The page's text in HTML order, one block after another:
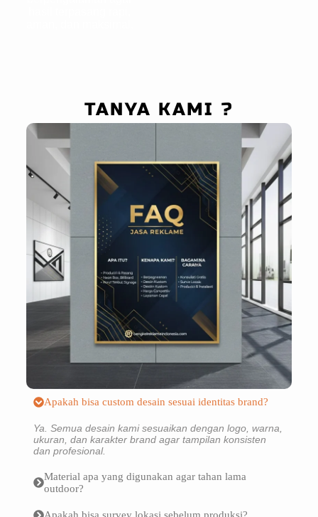
TANYA KAMI ?
Apakah bisa custom desain sesuai identitas brand?
Ya. Semua desain kami sesuaikan dengan logo, warna,
ukuran, dan karakter brand agar tampilan konsisten
dan profesional.
Material apa yang digunakan agar tahan lama
outdoor?
Apakah bisa survey lokasi sebelum produksi?